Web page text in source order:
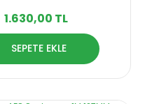
1.630,00 TL
SEPETE EKLE